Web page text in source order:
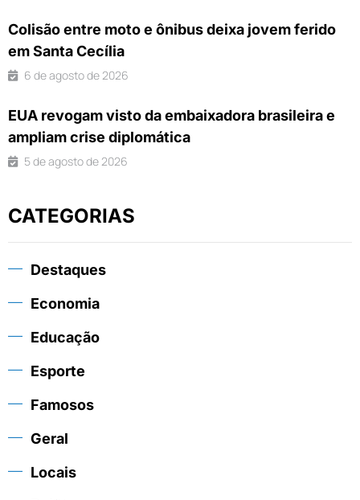
Colisão entre moto e ônibus deixa jovem ferido
em Santa Cecília
6 de agosto de 2026
EUA revogam visto da embaixadora brasileira e
ampliam crise diplomática
5 de agosto de 2026
CATEGORIAS
Destaques
Economia
Educação
Esporte
Famosos
Geral
Locais